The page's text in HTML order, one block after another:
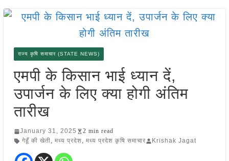
राज्य कृषि समाचार (STATE NEWS)
एमपी के किसान भाई ध्यान दें,
उपार्जन के लिए क्या होगी अंतिम
तारीख
January 31, 2025
2 min read
गेहूँ की खेती, मध्य प्रदेश, मध्य प्रदेश कृषि समाचार Krishak Jagat